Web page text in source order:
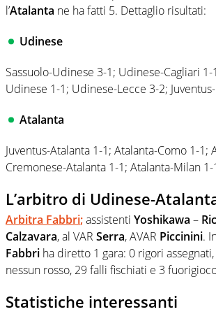
l’Atalanta ne ha fatti 5. Dettaglio risultati:
Udinese
Sassuolo-Udinese 3-1; Udinese-Cagliari
Udinese 1-1; Udinese-Lecce 3-2;
Atalanta
Juventus-Atalanta 1-1; Atalanta-Como 1-1;
Cremonese-Atalanta 1-1; Atalanta-Milan 1-
L’arbitro di Udinese-
Arbitra Fabbri;assistenti Yoshikawa –
Calzavara, al VAR Serra, AVAR Piccinini.
Fabbri ha diretto 1 gara: 0 rigori
nessun rosso, 29 falli fischiati e 3
Statistiche interessanti